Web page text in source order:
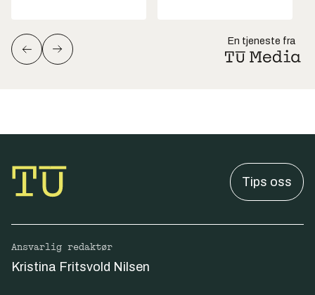
En tjeneste fra
Tips oss
Ansvarlig redaktør
Kristina Fritsvold Nilsen